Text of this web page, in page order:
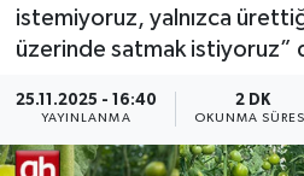
istemiyoruz, yalnızca
üzerinde satmak istiyoruz”
25.11.2025 - 16:40
YAYINLANMA
2 DK
OKUNMA SÜRESI